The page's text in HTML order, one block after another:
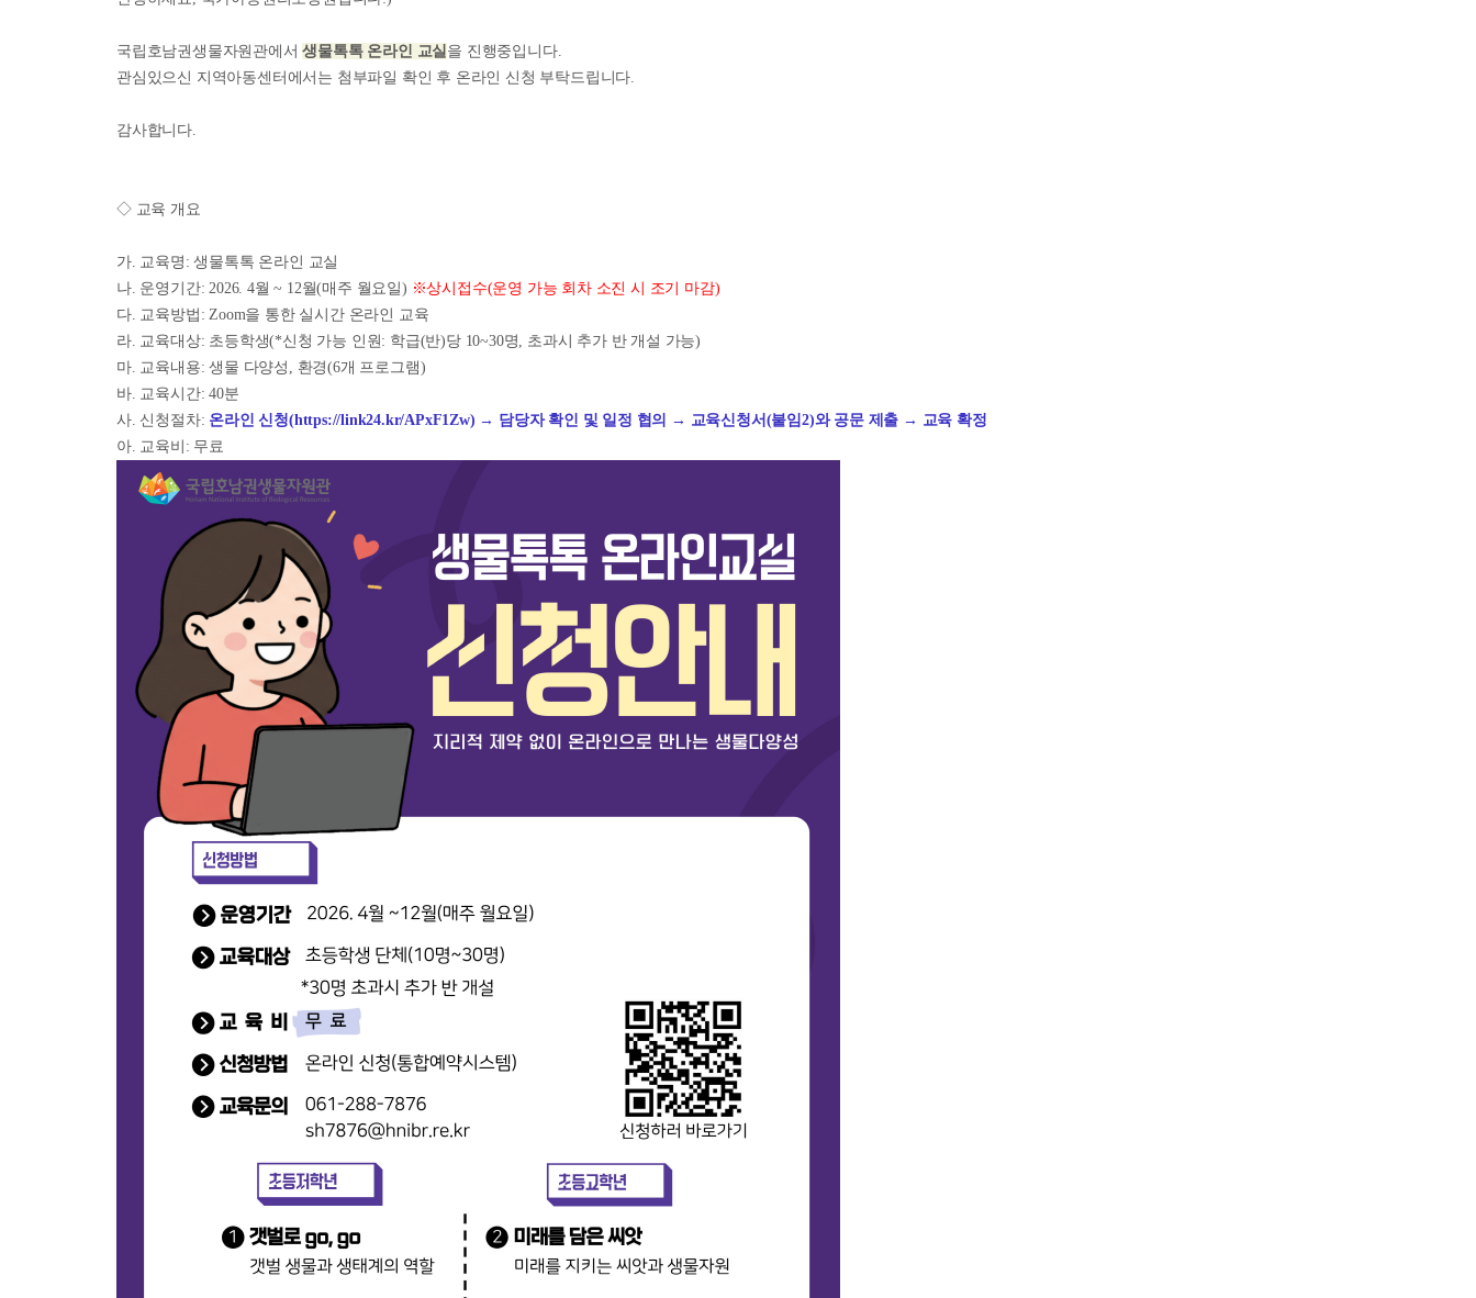
국립호남권생물자원관에서생물톡톡 온라인 교실 을 진행중입니다.
관심있으신 지역아동센터에서는 첨부파일 확인 후 온라인 신청 부탁드립니다.
감사합니다.
◇ 교육 개요
가. 교육명: 생물톡톡 온라인 교실
나. 운영기간: 2026. 4월 ~ 12월(매주 월요일) ※상시접수(운영 가능 회차 소진 시 조기 마감)
다. 교육방법: Zoom을 통한 실시간 온라인 교육
라. 교육대상: 초등학생(*신청 가능 인원: 학급(반)당 10~30명, 초과시 추가 반 개설 가능)
마. 교육내용: 생물 다양성, 환경(6개 프로그램)
바. 교육시간: 40분
사. 신청절차: 온라인 신청(https://link24.kr/APxF1Zw) → 담당자 확인 및 일정 협의 → 교육신청서(붙임2)와 공문 제출 → 교육 확정
아. 교육비: 무료